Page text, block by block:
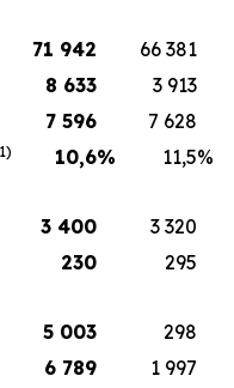
71 942
66 381
8 633
3 913
7 596
7 628
1) 10,6% 11,5%
3 400
3 320
230
295
5 003
298
6 789
1 997